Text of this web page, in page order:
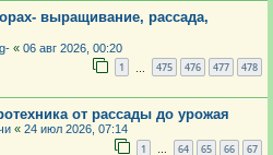
выращивание, рассада,
« 06 авг 2026, 00:20
1 475 476 477 478
от рассады до урожая
« 24 июл 2026, 07:14
1 … 64 65 66 67